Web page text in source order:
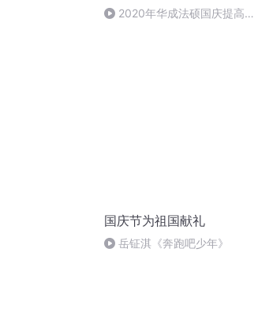
2020年华成法硕国庆提高班
国庆节为祖国献礼
岳钲淇《奔跑吧少年》